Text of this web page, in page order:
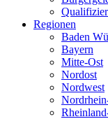
Regionen
Baden
Bayern
Mitte-Ost
Nordost
Nordwest